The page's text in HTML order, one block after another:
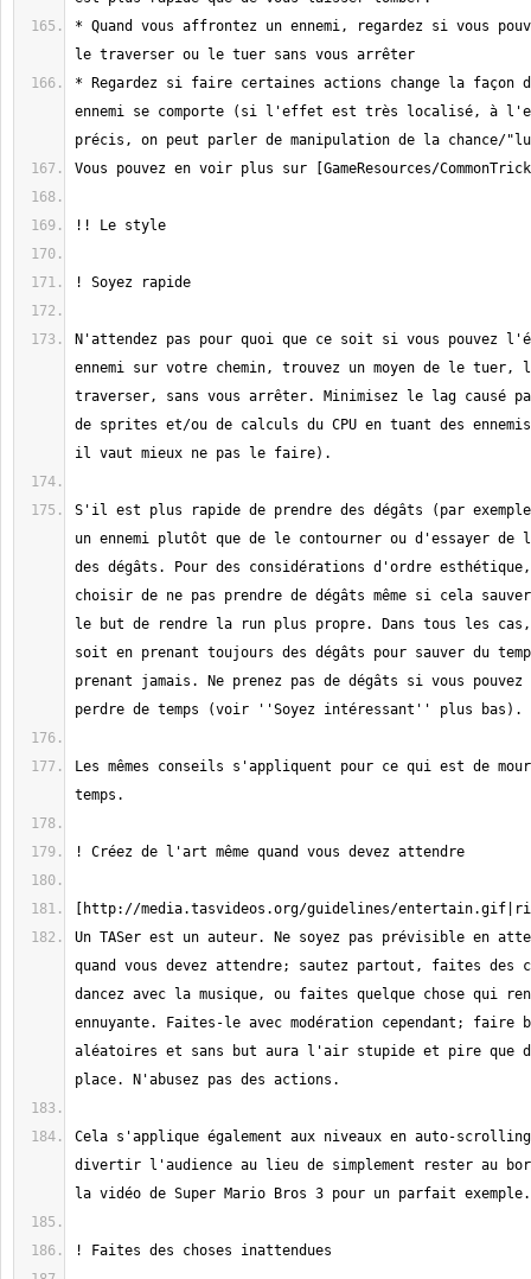
* Quand vous affrontez un ennemi, regardez si vous
* Regardez si faire certaines actions change la façon
ennemi se comporte (si l'effet est très localisé, à
N'attendez pas pour quoi que ce soit si vous
ennemi sur votre chemin, trouvez un moyen de le tuer,
traverser, sans vous arrêter. Minimisez le lag causé
de sprites et/ou de calculs du CPU en tuant des
S'il est plus rapide de prendre des dégâts (par
un ennemi plutôt que de le contourner ou d'essayer de
des dégâts. Pour des considérations d'ordre esthétique,
choisir de ne pas prendre de dégâts même si cela
le but de rendre la run plus propre. Dans tous les
soit en prenant toujours des dégâts pour sauver du
prenant jamais. Ne prenez pas de dégâts si vous
Les mêmes conseils s'appliquent pour ce qui est de
Un TASer est un auteur. Ne soyez pas prévisible en
quand vous devez attendre; sautez partout, faites des
dancez avec la musique, ou faites quelque chose qui
ennuyante. Faites-le avec modération cependant; faire
aléatoires et sans but aura l'air stupide et pire que
Cela s'applique également aux niveaux en auto-scrolling
divertir l'audience au lieu de simplement rester au